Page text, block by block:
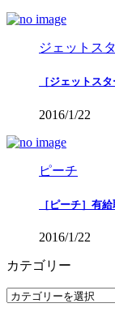
ジェットス
［ジェットス
2016/1/22
ピーチ
［ピーチ］有
2016/1/22
カテゴリー
カ